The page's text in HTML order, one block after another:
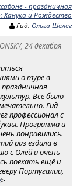
- праздничная
Ханука и Рождество
Гид: Ольга Шелег
24 декабря
о туре в
Всё было
Гид
профессионал с
Программа и
понравились.
раз ездила в
с Олей и очень
поехать ещё и
Португалии,
>